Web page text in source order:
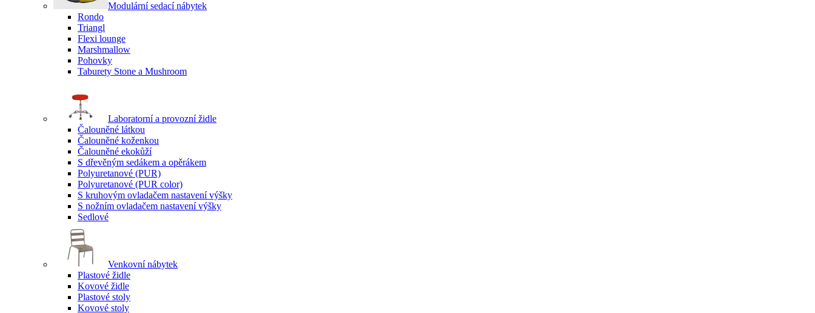
Modulární sedací nábytek
Rondo
Triangl
Flexi lounge
Marshmallow
Pohovky
Taburety Stone a Mushroom
Laboratorní a provozní židle
Čalouněné látkou
Čalouněné koženkou
Čalouněné ekokůží
S dřevěným sedákem a opěrákem
Polyuretanové (PUR)
Polyuretanové (PUR color)
S kruhovým ovladačem nastavení výšky
S nožním ovladačem nastavení výšky
Sedlové
Venkovní nábytek
Plastové židle
Kovové židle
Plastové stoly
Kovové stoly